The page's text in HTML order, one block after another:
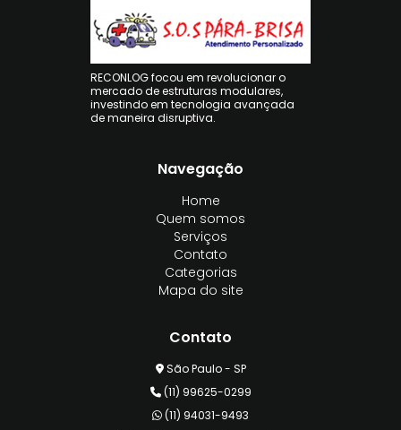
RECONLOG focou em revolucionar o
mercado de estruturas modulares,
investindo em tecnologia avançada
de maneira disruptiva.
Navegação
Home
Quem somos
Serviços
Contato
Categorias
Mapa do site
Contato
São Paulo - SP
(11) 99625-0299
(11) 94031-9493